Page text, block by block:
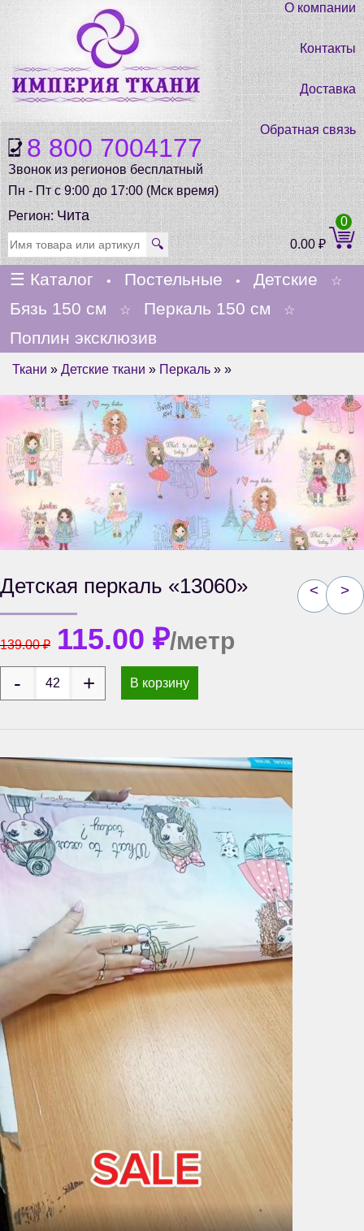
8 800 7004177
Звонок из регионов бесплатный
Пн - Пт с 9:00 до 17:00 (Мск время)
О компании
Контакты
Доставка
Обратная связь
Регион:Чита
🔍 0.00₽
0
☰ Каталог • Постельные • Детские ☆
Бязь 150 см ☆ Перкаль 150 см ☆
Поплин эксклюзив
Ткани » Детские ткани » Перкаль » »
< >
Детская перкаль «13060»
139.00₽ 115.00 ₽/метр
В корзину